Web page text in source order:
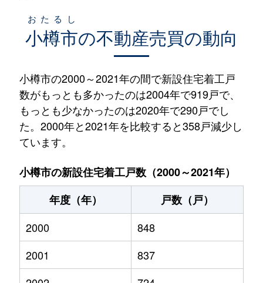
小樽市
おたるし
の不動産売買の動向
小樽市の2000～2021年の間で新設住宅着工戸
数がもっとも多かったのは2004年で919戸で、
もっとも少なかったのは2020年で290戸でし
た。2000年と2021年を比較すると358戸減少し
ています。
小樽市の新設住宅着工戸数（2000～2021年）
年度（年）
戸数（戸）
2000
848
2001
837